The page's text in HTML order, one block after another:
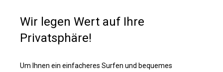
Diese Art von Plane kann sowohl in ganzjährigen Garagenzelten als auch
in Langzeitlagerzelten verwendet werden.
Wir legen Wert auf Ihre
Privatsphäre!
Um Ihnen ein einfacheres Surfen und bequemes